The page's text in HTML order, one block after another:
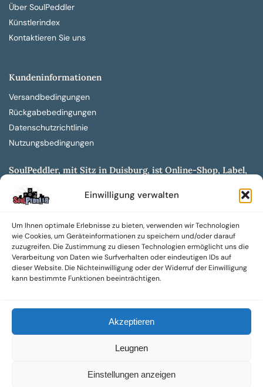
Einwilligung verwalten
Um Ihnen optimale Erlebnisse zu bieten, verwenden wir Technologien
wie Cookies, um Geräteinformationen zu speichern und/oder darauf
zuzugreifen. Die Zustimmung zu diesen Technologien ermöglicht uns die
Verarbeitung von Daten wie Surfverhalten oder eindeutigen IDs auf
dieser Website. Die Nichteinwilligung oder der Widerruf der Einwilligung
kann bestimmte Funktionen beeinträchtigen.
Akzeptieren
Leugnen
Einstellungen anzeigen
Über SoulPeddler
Künstlerindex
Kontaktieren Sie uns
Kundeninformationen
Versandbedingungen
Rückgabebedingungen
Datenschutzrichtlinie
Nutzungsbedingungen
SoulPeddler, mit Sitz in Duisburg, ist Online-Shop, Label,
entwickelt aus dem SoulPeddler Vinyl-Presswerk und
unserer Online-Gig-Plattform.
Wir bieten eine breite Auswahl an sowohl hochgradig
sammelwürdigen als auch Mainstream-Titeln und -Formaten auf
Vinyl, CD und weiteren Medien.
Sowohl neue als auch gebrauchte, nach Zustand bewertete
Wir setzen uns leidenschaftlich für unabhängige Künstler und
Labels ein und bieten hochwertige, maßgeschneiderte Lösungen
aus über 30 Jahren Erfahrung in der Musikindustrie.
SoulPeddler Mailorder, Records & Vinyl Production – DUBOX –
Nettirock – Nice Guy Records – MOVA Museum of Vinyl Arts